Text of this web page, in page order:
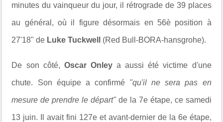
minutes du vainqueur du jour, il rétrograde de 39 places
au général, où il figure désormais en 56è position à
27'18" de Luke Tuckwell (Red Bull-BORA-hansgrohe).
De son côté, Oscar Onleya aussi été victime d'une
chute. Son équipe a confirmé "qu'il ne sera pas en
mesure de prendre le départ" de la 7e étape, ce samedi
13 juin. Il avait fini 127e et avant-dernier de la 6e étape,